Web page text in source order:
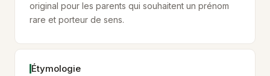
original pour les parents qui souhaitent un prénom
rare et porteur de sens.
Étymologie